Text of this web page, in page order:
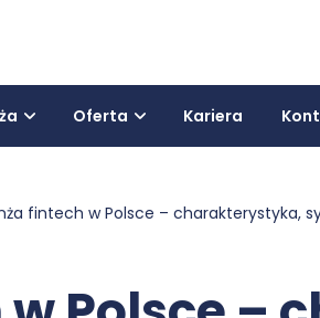
Oferta Kariera
fintech w Polsce – charakterystyka,